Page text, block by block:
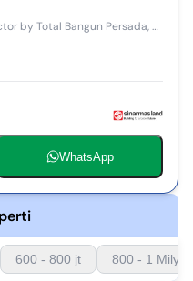
by Total Bangun Persada, a
units
WhatsApp
600 - 800 jt 800 - 1 Milyar